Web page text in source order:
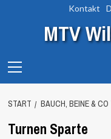
Kontakt
MTV
Menu
START BAUCH, BEINE & CO
Turnen Sparte